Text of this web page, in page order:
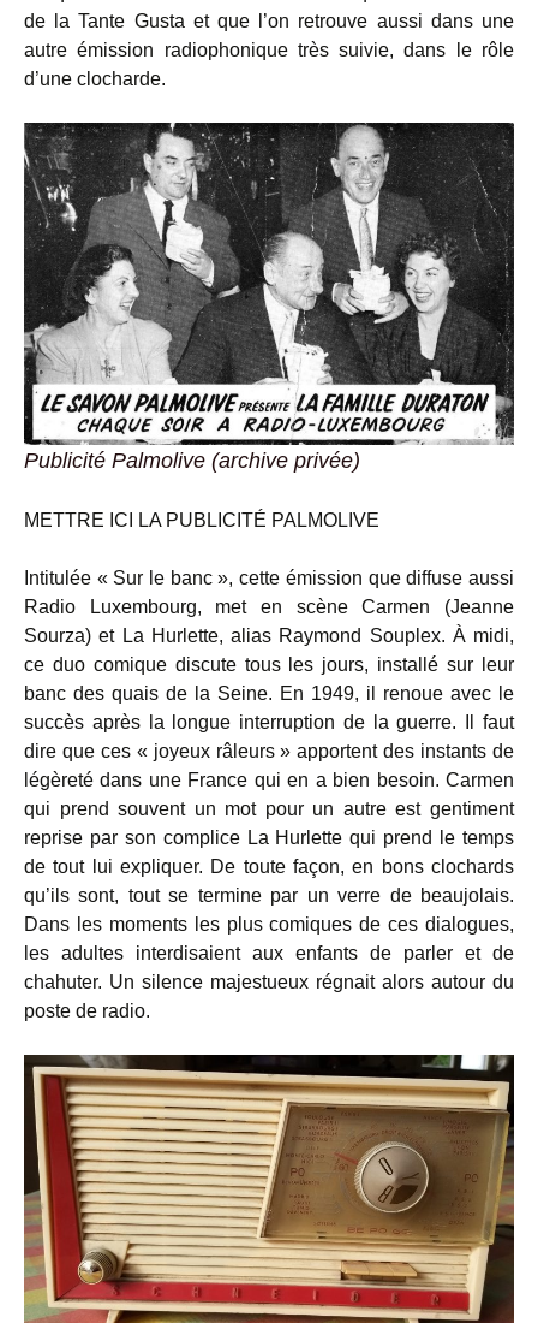
de la Tante Gusta et que l’on retrouve aussi dans une
autre émission radiophonique très suivie, dans le rôle
d’une clocharde.
Publicité Palmolive (archive privée)
METTRE ICI LA PUBLICITÉ PALMOLIVE
Intitulée « Sur le banc », cette émission que diffuse aussi
Radio Luxembourg, met en scène Carmen (Jeanne
Sourza) et La Hurlette, alias Raymond Souplex. À midi,
ce duo comique discute tous les jours, installé sur leur
banc des quais de la Seine. En 1949, il renoue avec le
succès après la longue interruption de la guerre. Il faut
dire que ces « joyeux râleurs » apportent des instants de
légèreté dans une France qui en a bien besoin. Carmen
qui prend souvent un mot pour un autre est gentiment
reprise par son complice La Hurlette qui prend le temps
de tout lui expliquer. De toute façon, en bons clochards
qu’ils sont, tout se termine par un verre de beaujolais.
Dans les moments les plus comiques de ces dialogues,
les adultes interdisaient aux enfants de parler et de
chahuter. Un silence majestueux régnait alors autour du
poste de radio.